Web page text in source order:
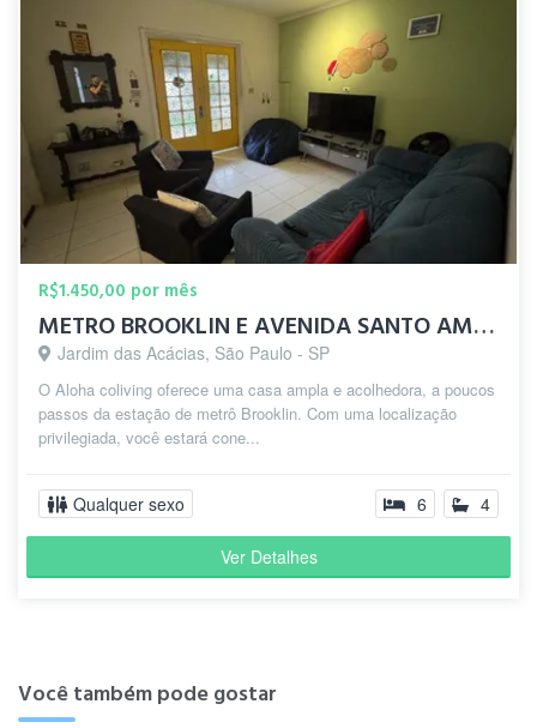
R$1.450,00 por mês
METRO BROOKLIN E AVENIDA SANTO AMARO - ALOHA COLIVING
Jardim das Acácias, São Paulo - SP
O Aloha coliving oferece uma casa ampla e acolhedora, a poucos
passos da estação de metrô Brooklin. Com uma localização
privilegiada, você estará cone...
Qualquer sexo 6 4
Ver Detalhes
Você também pode gostar